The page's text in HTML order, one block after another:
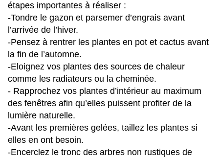
étapes importantes à réaliser :
-Tondre le gazon et parsemer d’engrais avant
l’arrivée de l’hiver.
-Pensez à rentrer les plantes en pot et cactus avant
la fin de l’automne.
-Eloignez vos plantes des sources de chaleur
comme les radiateurs ou la cheminée.
- Rapprochez vos plantes d’intérieur au maximum
des fenêtres afin qu’elles puissent profiter de la
lumière naturelle.
-Avant les premières gelées, taillez les plantes si
elles en ont besoin.
-Encerclez le tronc des arbres non rustiques de